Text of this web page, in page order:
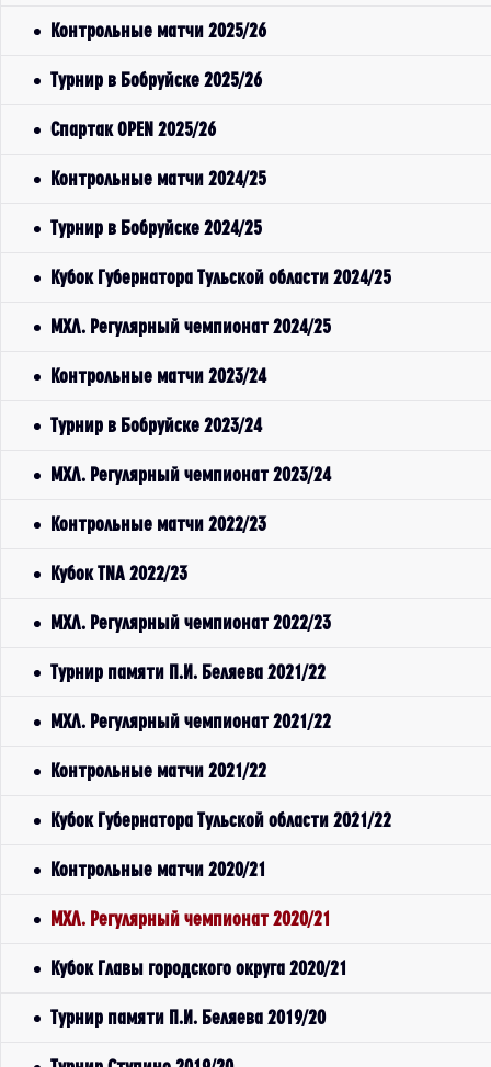
Контрольные матчи 2025/26
Турнир в Бобруйске 2025/26
Спартак OPEN 2025/26
Контрольные матчи 2024/25
Турнир в Бобруйске 2024/25
Кубок Губернатора Тульской области 2024/25
МХЛ. Регулярный чемпионат 2024/25
Контрольные матчи 2023/24
Турнир в Бобруйске 2023/24
МХЛ. Регулярный чемпионат 2023/24
Контрольные матчи 2022/23
Кубок TNA 2022/23
МХЛ. Регулярный чемпионат 2022/23
Турнир памяти П.И. Беляева 2021/22
МХЛ. Регулярный чемпионат 2021/22
Контрольные матчи 2021/22
Кубок Губернатора Тульской области 2021/22
Контрольные матчи 2020/21
МХЛ. Регулярный чемпионат 2020/21
Кубок Главы городского округа 2020/21
Турнир памяти П.И. Беляева 2019/20